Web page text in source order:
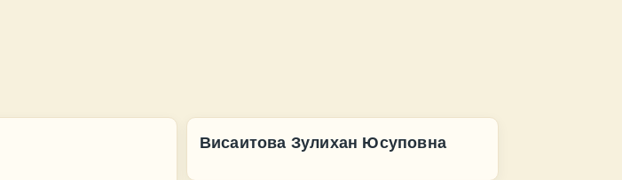
Висаитова Зулихан Юсуповна